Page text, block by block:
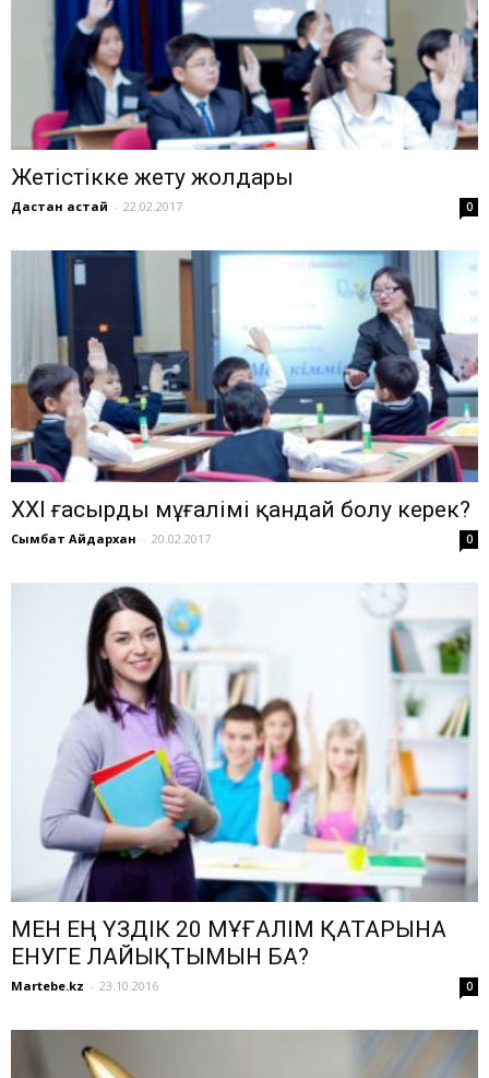
Жетістікке жету жолдары
Дастан Қастай - 22.02.2017 0
ХХІ ғасырдың мұғалімі қандай болу керек?
Сымбат Айдархан - 20.02.2017 0
МЕН ЕҢ ҮЗДІК 20 МҰҒАЛІМ ҚАТАРЫНА
ЕНУГЕ ЛАЙЫҚТЫМЫН БА?
Martebe.kz - 23.10.2016 0